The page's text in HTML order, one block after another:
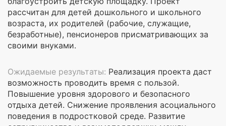
рассчитан для детей дошкольного и школьного
возраста, их родителей (рабочие, служащие,
безработные), пенсионеров присматривающих за
своими внуками.
Ожидаемые результаты: Реализация проекта даст
возможность проводить время с пользой.
Повышение уровня здорового и безопасного
отдыха детей. Снижение проявления асоциального
поведения в подростковой среде. Развитие